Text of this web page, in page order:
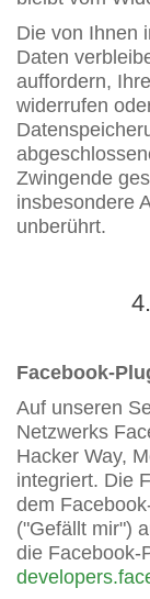
Die von Ihnen
Daten
auffordern,
widerrufen
Zwingende
insbesondere
unberührt.
Facebook-
Auf unseren
Netzwerks
Hacker Way,
integriert. Die
dem
("Gefällt mir")
die Facebook-